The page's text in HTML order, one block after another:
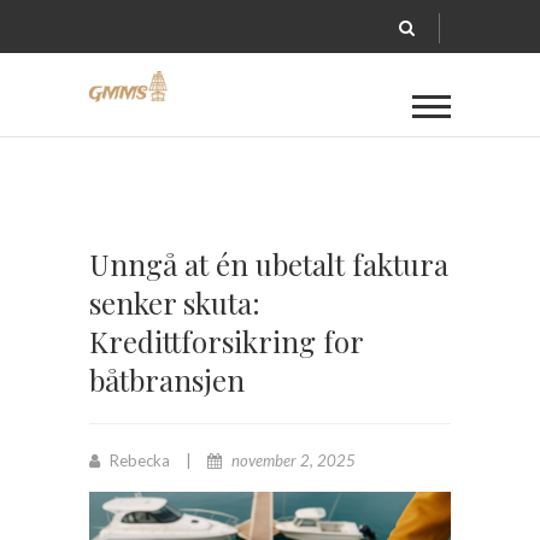
Unngå at én ubetalt faktura
senker skuta:
Kredittforsikring for
båtbransjen
Rebecka november 2, 2025